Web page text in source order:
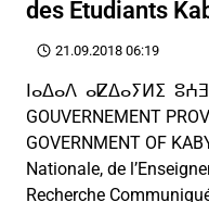
des Étudiants
21.09.2018 06:19
ⵏⴰⵠⴰⴷ ⴰⵇⵠⴰⵢⵍⵉ
GOUVERNEMENT
GOVERNMENT OF
Nationale, de
Recherche